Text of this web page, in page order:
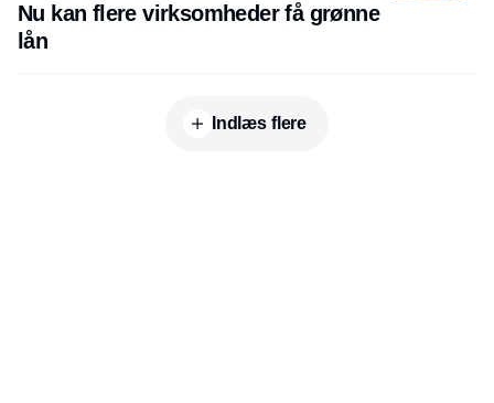
Nu kan flere virksomheder få grønne
lån
Indlæs flere